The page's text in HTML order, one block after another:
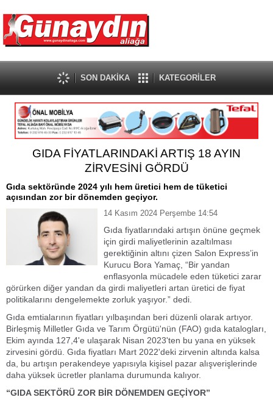
SON DAKİKA KATEGORİLER
GIDA FİYATLARINDAKİ ARTIŞ 18 AYIN
ZİRVESİNİ GÖRDÜ
Gıda sektöründe 2024 yılı hem üretici hem de tüketici
açısından zor bir dönemden geçiyor.
14 Kasım 2024 Perşembe 14:54
Gıda fiyatlarındaki artışın önüne geçmek
için girdi maliyetlerinin azaltılması
gerektiğinin altını çizen Salon Express’in
Kurucu Bora Yamaç, “Bir yandan
enflasyonla mücadele eden tüketici zarar
görürken diğer yandan da girdi maliyetleri artan üretici de fiyat
politikalarını dengelemekte zorluk yaşıyor.” dedi.
Gıda emtialarının fiyatları yılbaşından beri düzenli olarak artıyor.
Birleşmiş Milletler Gıda ve Tarım Örgütü'nün (FAO) gıda katalogları,
Ekim ayında 127,4'e ulaşarak Nisan 2023'ten bu yana en yüksek
zirvesini gördü. Gıda fiyatları Mart 2022'deki zirvenin altında kalsa
da, bu artışın perakendeye yapısıyla kişisel pazar alışverişlerinde
daha yüksek ücretler planlama durumunda kalıyor.
“GIDA SEKTÖRÜ ZOR BİR DÖNEMDEN GEÇİYOR”